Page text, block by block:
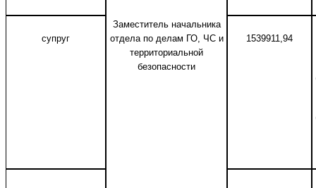
Заместитель начальника
отдела по делам ГО, ЧС и
территориальной
безопасности
супруг 1539911,94